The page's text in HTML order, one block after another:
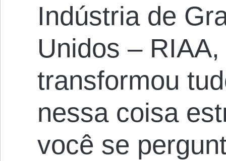
Indústria de
Unidos –
transformou
nessa coisa
você se